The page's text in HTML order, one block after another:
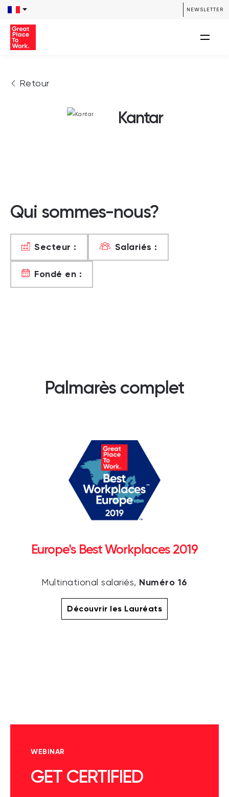
NEWSLETTER
Retour
Kantar
Qui sommes-nous?
Secteur : Salariés :
Fondé en :
Palmarès complet
Europe's Best Workplaces 2019
Multinational salariés, Numéro 16
Découvrir les Lauréats
WEBINAR
GET CERTIFIED